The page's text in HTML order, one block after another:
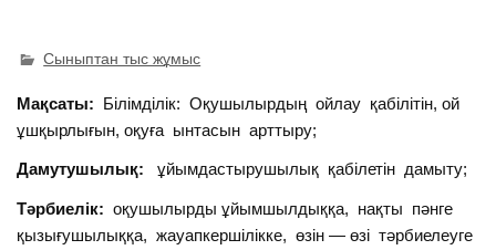
Сыныптан тыс жұмыс
Мақсаты: Білімділік: Оқушылырдың ойлау қабілітін, ой
ұшқырлығын, оқуға ынтасын арттыру;
Дамутушылық: ұйымдастырушылық қабілетін дамыту;
Тәрбиелік: оқушылырды ұйымшылдыққа, нақты пәнге
қызығушылыққа, жауапкершілікке, өзін — өзі тәрбиелеуге